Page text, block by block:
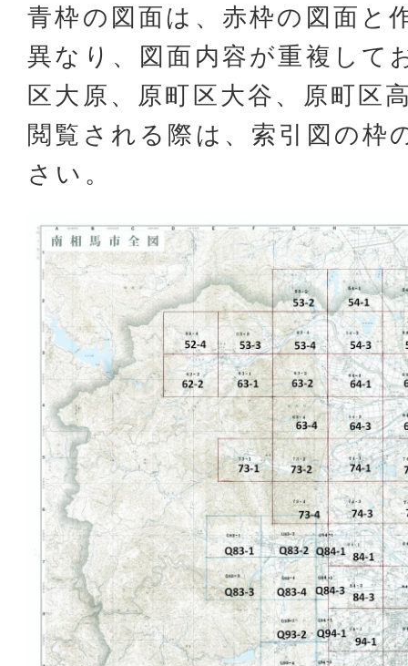
青枠の図面は、赤枠の図面と
異なり、図面内容が重複して
区大原、原町区大谷、原町区
閲覧される際は、索引図の枠
さい。